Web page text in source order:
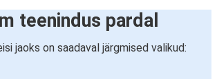
teenindus pardal
jaoks on saadaval järgmised valikud: